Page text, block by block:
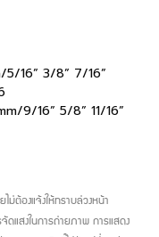
5/16” 3/8” 7/16”
9/16” 5/8” 11/16”
ม่ต้องแจ้งให้ทราบล่วงหน้า
ดแสงในการถ่ายภาพ การแสดง